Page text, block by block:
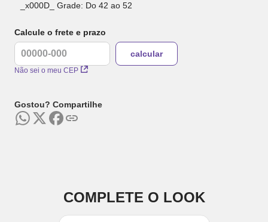
_x000D_ Grade: Do 42 ao 52
Calcule o frete e prazo
Não sei o meu CEP
Gostou? Compartilhe
COMPLETE O LOOK